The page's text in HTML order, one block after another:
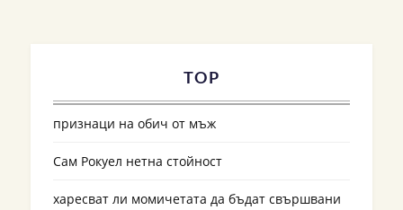
TOP
признаци на обич от мъж
Сам Рокуел нетна стойност
харесват ли момичетата да бъдат свършвани